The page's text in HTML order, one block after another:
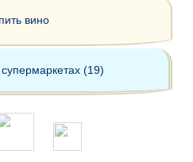
вино
(19)